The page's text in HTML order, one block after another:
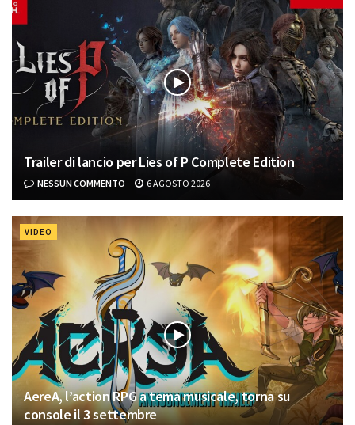
Trailer di lancio per Lies of P Complete Edition
NESSUN COMMENTO 6 AGOSTO 2026
VIDEO
AereA, l’action RPG a tema musicale, torna su
console il 3 settembre